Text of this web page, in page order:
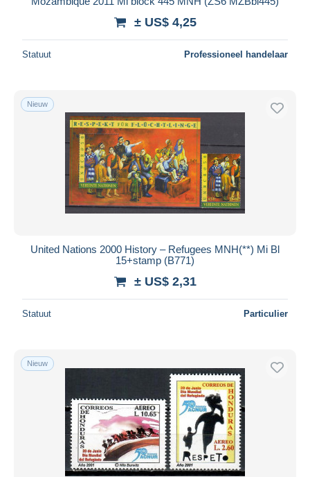
iDeal
Toepassen
± US$ 4,25
Statuut Professioneel handelaar
Nieuw
United Nations 2000 History – Refugees MNH(**) Mi Bl
15+stamp (B771)
± US$ 2,31
Statuut Particulier
Nieuw